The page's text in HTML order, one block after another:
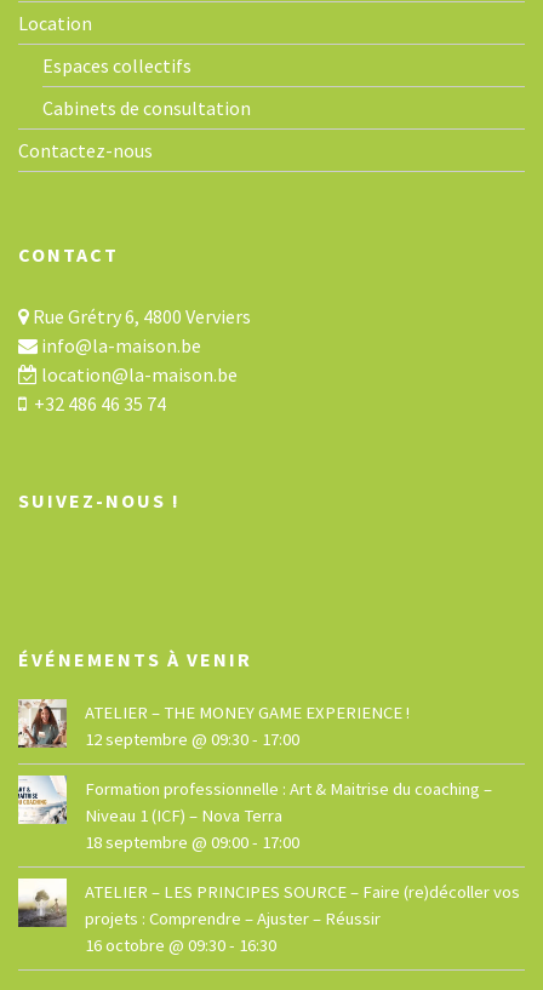
Location
Espaces collectifs
Cabinets de consultation
Contactez-nous
CONTACT
Rue Grétry 6, 4800 Verviers
info@la-maison.be
location@la-maison.be
+32 486 46 35 74
SUIVEZ-NOUS !
ÉVÉNEMENTS À VENIR
ATELIER – THE MONEY GAME EXPERIENCE !
12 septembre @ 09:30- 17:00
Formation professionnelle : Art & Maitrise du coaching –
Niveau 1 (ICF) – Nova Terra
18 septembre @ 09:00- 17:00
ATELIER – LES PRINCIPES SOURCE – Faire (re)décoller vos
projets : Comprendre – Ajuster – Réussir
16 octobre @ 09:30- 16:30